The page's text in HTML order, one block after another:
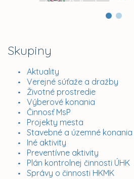
Skupiny
Aktuality
Verejné súťaže a dražby
Životné prostredie
Výberové konania
Činnosť MsP
Projekty mesta
Stavebné a územné konania
Iné aktivity
Preventívne aktivity
Plán kontrolnej činnosti ÚHK
Správy o činnosti HKMK